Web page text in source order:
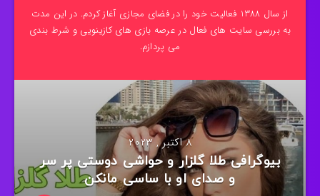
از سال 1388 فعالیت خود را در فضای مجازی آغاز کردم. در این مدت
به بررسی سایت های فعال در عرصه بازی های کازینویی و شرط بندی
می پردازم.
8 اکتبر , 2023
بیوگرافی طلا گلزار و حواشی دوستی پر سر
و صدای او با ساسی مانکن